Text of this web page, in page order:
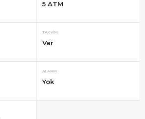
5 ATM
TAKVIM
Var
ALARM
Yok